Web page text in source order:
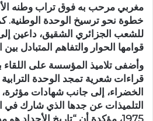
مغربي مرحب به فوق تراب وطنه
خطوة نحو ترسيخ الوحدة الوطنية.
للشعب الجزائري الشقيق، داعين
قوامها الحوار والتفاهم المتبادل
وأضفى تلاميذ المؤسسة على اللقاء
قراءات شعرية تمجد الوحدة
الخضراء، إلى جانب شهادات مؤثرة،
التلميذات عن جدها الذي شارك في